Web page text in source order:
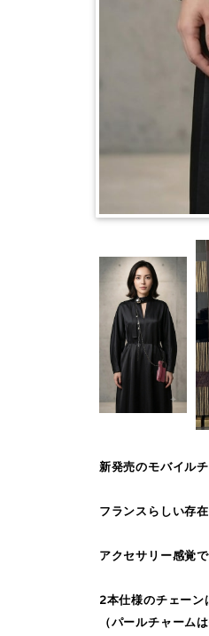
新発売のモバイルチ
フランスらしい存
アクセサリー感覚
2本仕様のチェーン
（パールチャーム